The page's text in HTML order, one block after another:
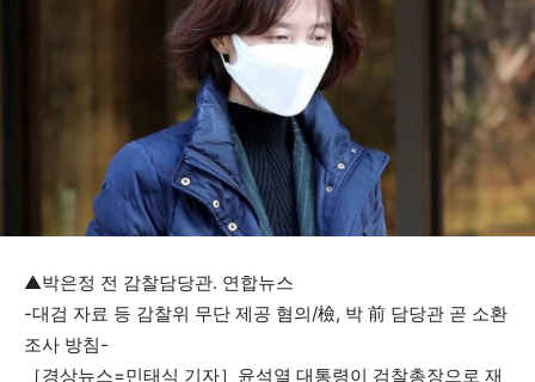
▲박은정 전 감찰담당관. 연합뉴스
-대검 자료 등 감찰위 무단 제공 혐의/檢, 박 前 담당관 곧 소환
조사 방침-
［경상뉴스=민태식 기자］윤석열 대통령이 검찰총장으로 재